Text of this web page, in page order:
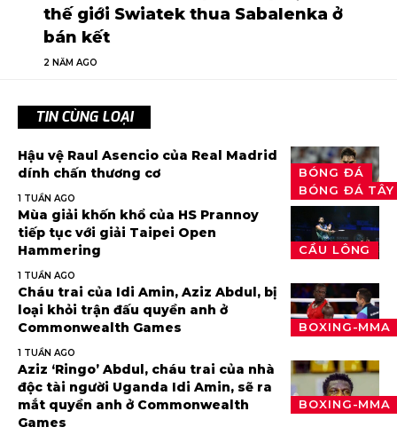
thế giới Swiatek thua Sabalenka ở
bán kết
2 NĂM AGO
TIN CÙNG LOẠI
BÓNG ĐÁ
BÓNG ĐÁ
Hậu vệ Raul Asencio của Real Madrid
dính chấn thương cơ
1 TUẦN AGO
CẦU LÔNG
Mùa giải khốn khổ của HS Prannoy
tiếp tục với giải Taipei Open
Hammering
1 TUẦN AGO
BOXING-MMA
Cháu trai của Idi Amin, Aziz Abdul, bị
loại khỏi trận đấu quyền anh ở
Commonwealth Games
1 TUẦN AGO
BOXING-MMA
Aziz ‘Ringo’ Abdul, cháu trai của nhà
độc tài người Uganda Idi Amin, sẽ ra
mắt quyền anh ở Commonwealth
Games